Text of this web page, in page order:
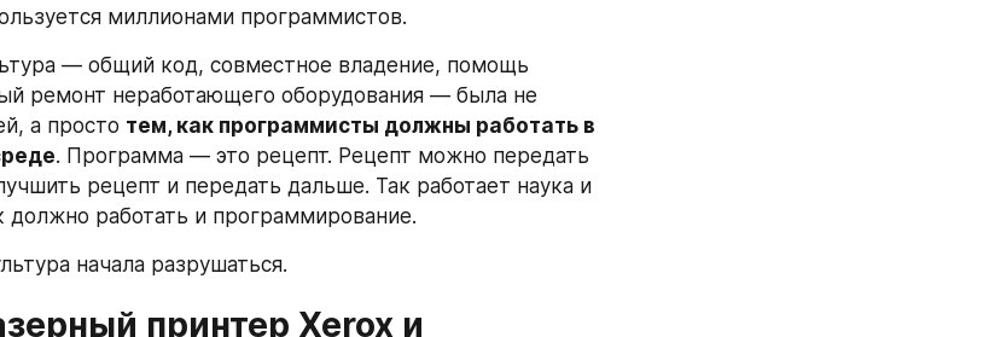
миллионами программистов.
— общий код, совместное владение, помощь
ремонт неработающего оборудования — была не
а просто тем, как программисты должны работать в
. Программа — это рецепт. Рецепт можно передать
рецепт и передать дальше. Так работает наука и
должно работать и программирование.
начала разрушаться.
принтер Xerox и